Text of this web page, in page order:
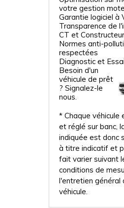
votre gestion
Garantie logiciel à
Transparence de
CT et
Normes anti-
respectées
Diagnostic et
Besoin d'un
véhicule de prêt
? Signalez-le
nous.
* Chaque véhicule
et réglé sur banc,
indiquée est donc
à titre indicatif et
fait varier suivant
conditions de
l'entretien général
véhicule.